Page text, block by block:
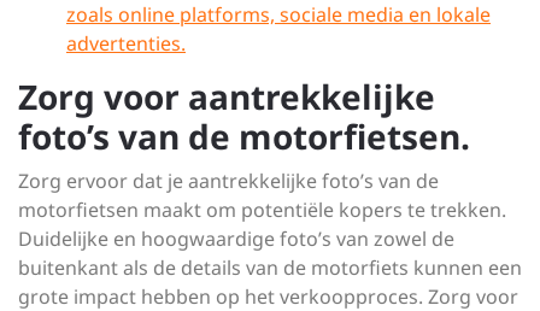
zoals online platforms, sociale media en lokale
advertenties.
Zorg voor aantrekkelijke
foto’s van de motorfietsen.
Zorg ervoor dat je aantrekkelijke foto’s van de
motorfietsen maakt om potentiële kopers te trekken.
Duidelijke en hoogwaardige foto’s van zowel de
buitenkant als de details van de motorfiets kunnen een
grote impact hebben op het verkoopproces. Zorg voor